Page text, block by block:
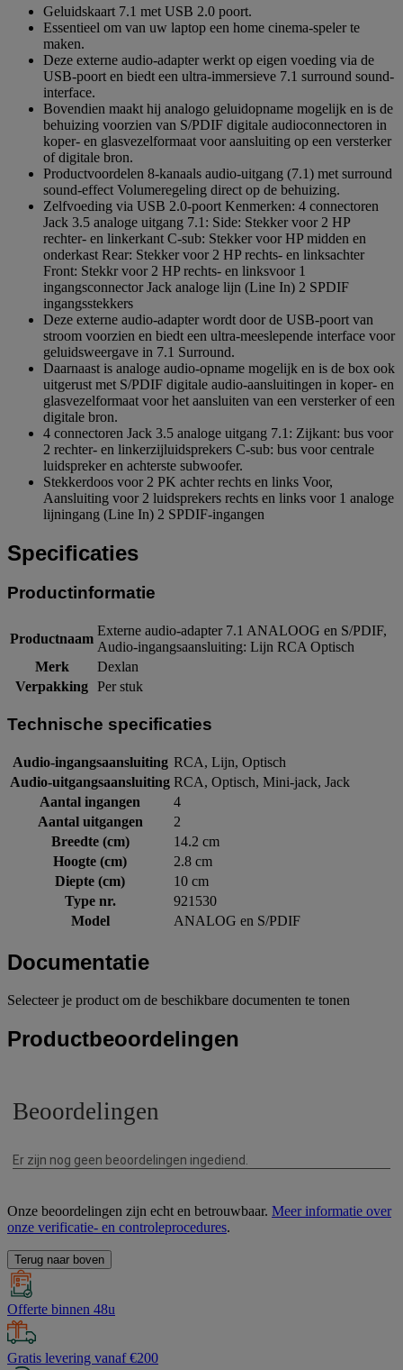
Geluidskaart 7.1 met USB 2.0 poort.
Essentieel om van uw laptop een home cinema-speler te
maken.
Deze externe audio-adapter werkt op eigen voeding via de
USB-poort en biedt een ultra-immersieve 7.1 surround sound-
interface.
Bovendien maakt hij analogo geluidopname mogelijk en is de
behuizing voorzien van S/PDIF digitale audioconnectoren in
koper- en glasvezelformaat voor aansluiting op een versterker
of digitale bron.
Productvoordelen 8-kanaals audio-uitgang (7.1) met surround
sound-effect Volumeregeling direct op de behuizing.
Zelfvoeding via USB 2.0-poort Kenmerken: 4 connectoren
Jack 3.5 analoge uitgang 7.1: Side: Stekker voor 2 HP
rechter- en linkerkant C-sub: Stekker voor HP midden en
onderkast Rear: Stekker voor 2 HP rechts- en linksachter
Front: Stekkr voor 2 HP rechts- en linksvoor 1
ingangsconnector Jack analoge lijn (Line In) 2 SPDIF
ingangsstekkers
Deze externe audio-adapter wordt door de USB-poort van
stroom voorzien en biedt een ultra-meeslepende interface voor
geluidsweergave in 7.1 Surround.
Daarnaast is analoge audio-opname mogelijk en is de box ook
uitgerust met S/PDIF digitale audio-aansluitingen in koper- en
glasvezelformaat voor het aansluiten van een versterker of een
digitale bron.
4 connectoren Jack 3.5 analoge uitgang 7.1: Zijkant: bus voor
2 rechter- en linkerzijluidsprekers C-sub: bus voor centrale
luidspreker en achterste subwoofer.
Stekkerdoos voor 2 PK achter rechts en links Voor,
Aansluiting voor 2 luidsprekers rechts en links voor 1 analoge
lijningang (Line In) 2 SPDIF-ingangen
Specificaties
Productinformatie
Productnaam
Externe audio-adapter 7.1 ANALOOG en S/PDIF,
Audio-ingangsaansluiting: Lijn RCA Optisch
Merk
Dexlan
Verpakking Per stuk
Technische specificaties
Audio-ingangsaansluiting RCA, Lijn, Optisch
Audio-uitgangsaansluiting RCA, Optisch, Mini-jack, Jack
Aantal ingangen
4
Aantal uitgangen
2
Breedte (cm)
14.2 cm
Hoogte (cm)
2.8 cm
Diepte (cm)
10 cm
Type nr.
921530
Model
ANALOG en S/PDIF
Documentatie
Selecteer je product om de beschikbare documenten te tonen
Productbeoordelingen
Onze beoordelingen zijn echt en betrouwbaar. Meer informatie over
onze verificatie- en controleprocedures.
Terug naar boven
Offerte binnen 48u
Gratis levering vanaf €200